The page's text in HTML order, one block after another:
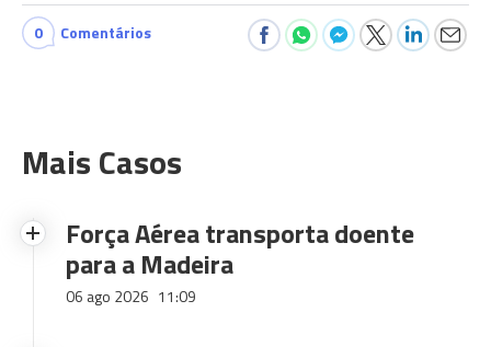
0 Comentários
Mais Casos
Força Aérea transporta doente
para a Madeira
06 ago 2026 11:09